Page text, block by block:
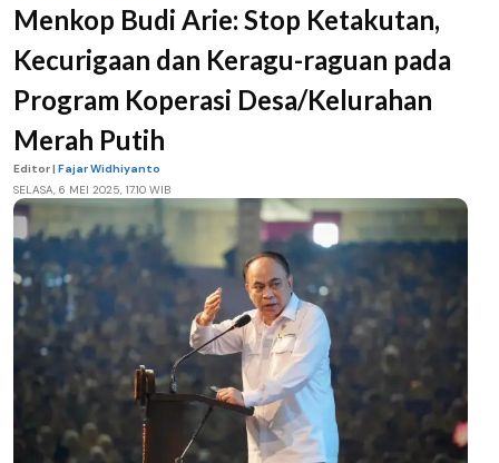
Menkop Budi Arie: Stop Ketakutan,
Kecurigaan dan Keragu-raguan pada
Program Koperasi Desa/Kelurahan
Merah Putih
Editor | Fajar Widhiyanto
SELASA, 6 MEI 2025, 17.10 WIB